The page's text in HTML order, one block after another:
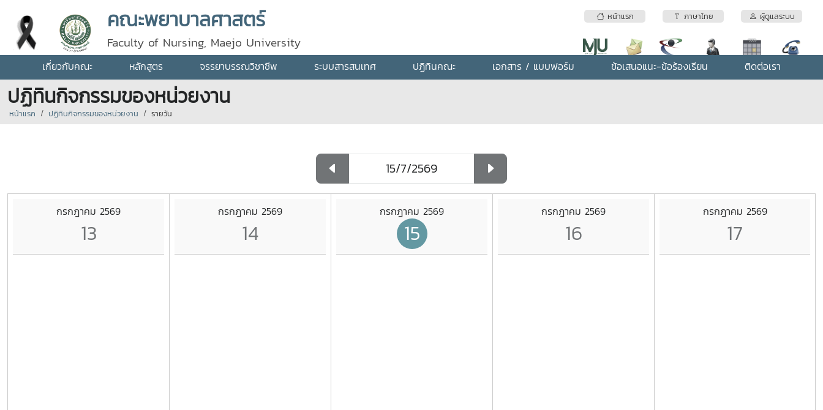
หน้าแรก ภาษาไทย ผู้ดูแลระบบ
คณะพยาบาลศาสตร์
Faculty of Nursing, Maejo University
เกี่ยวกับคณะ หลักสูตร จรรยาบรรณวิชาชีพ ระบบสารสนเทศ ปฏิทินคณะ เอกสาร / แบบฟอร์ม ข้อเสนอแนะ-ข้อร้องเรียน ติดต่อเรา
ปฏิทินกิจกรรมของหน่วยงาน
หน้าแรก ปฏิทินกิจกรรมของหน่วยงาน รายวัน
กรกฎาคม 2569
13
กรกฎาคม 2569
14
กรกฎาคม 2569
15
กรกฎาคม 2569
16
กรกฎาคม 2569
17